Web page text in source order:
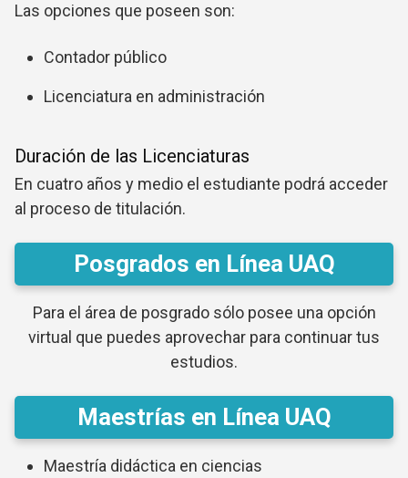
Las opciones que poseen son:
Contador público
Licenciatura en administración
Duración de las Licenciaturas
En cuatro años y medio el estudiante podrá acceder
al proceso de titulación.
Posgrados en Línea UAQ
Para el área de posgrado sólo posee una opción
virtual que puedes aprovechar para continuar tus
estudios.
Maestrías en Línea UAQ
Maestría didáctica en ciencias